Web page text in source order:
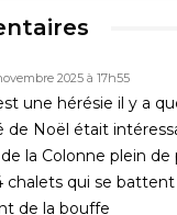
2025 à 17h55
une hérésie il y a
de Noël était
la Colonne plein de
chalets qui se battent
de la bouffe